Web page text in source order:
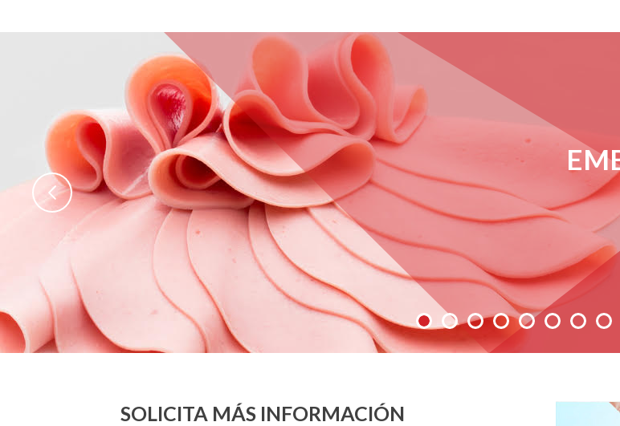
<
SOLICITA MÁS INFORMACIÓN